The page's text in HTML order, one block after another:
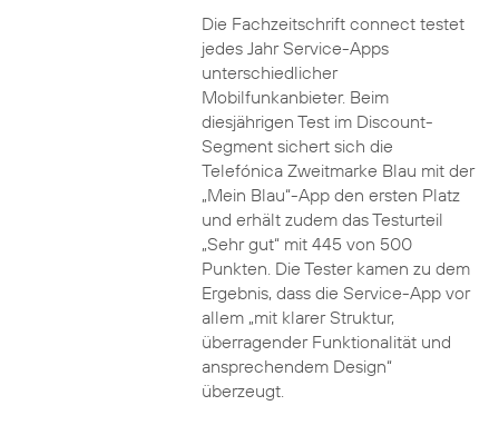
Die Fachzeitschrift connect testet
jedes Jahr Service-Apps
unterschiedlicher
Mobilfunkanbieter. Beim
diesjährigen Test im Discount-
Segment sichert sich die
Telefónica Zweitmarke Blau mit der
„Mein Blau“-App den ersten Platz
und erhält zudem das Testurteil
„Sehr gut“ mit 445 von 500
Punkten. Die Tester kamen zu dem
Ergebnis, dass die Service-App vor
allem „mit klarer Struktur,
überragender Funktionalität und
ansprechendem Design“
überzeugt.